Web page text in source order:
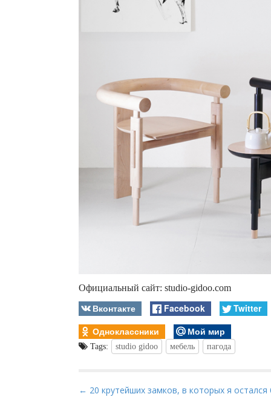
Официальный сайт: studio-gidoo.com
Вконтакте Facebook
Twitter
Одноклассники
Мой мир
Tags: studio gidoo мебель пагода
P
← 20 крутейших замков, в которых я остался